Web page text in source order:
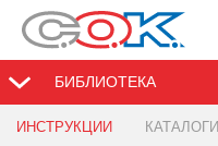
БИБЛИОТЕКА
ИНСТРУКЦИИ КАТАЛОГИ